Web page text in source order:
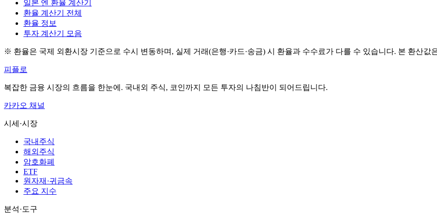
일본 엔 환율 계산기
환율 계산기 전체
환율 정보
투자 계산기 모음
※ 환율은 국제 외환시장 기준으로 수시 변동하며, 실제 거래(은행·카드·송금) 시 환율과 수수료가 다를 수 있습니다. 본 환산값
피플로
복잡한 금융 시장의 흐름을 한눈에. 국내외 주식, 코인까지 모든 투자의 나침반이 되어드립니다.
카카오 채널
시세·시장
국내주식
해외주식
암호화폐
ETF
원자재·귀금속
주요 지수
분석·도구